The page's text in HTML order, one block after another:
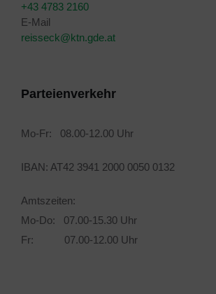
+43 4783 2160
E-Mail
reisseck@ktn.gde.at
Parteienverkehr
Mo-Fr: 08.00-12.00 Uhr
IBAN: AT42 3941 2000 0050 0132
Amtszeiten:
Mo-Do: 07.00-15.30 Uhr
Fr: 07.00-12.00 Uhr